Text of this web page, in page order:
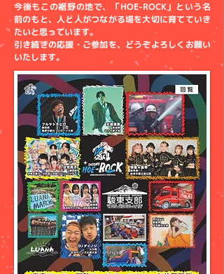
今後もこの裾野の地で、「HOE-ROCK」という名
前のもと、人と人がつながる場を大切に育てていき
たいと思っています。
引き続きの応援・ご参加を、どうぞよろしくお願い
いたします。